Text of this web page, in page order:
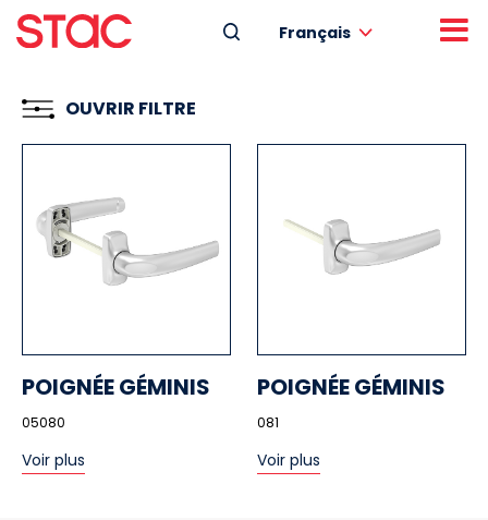
Français
OUVRIR FILTRE
POIGNÉE GÉMINIS
05080
Voir plus
POIGNÉE GÉMINIS
081
Voir plus